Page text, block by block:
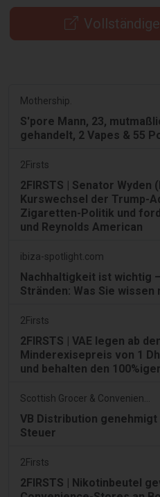
Mothership.
S'pore Mann, 23,
gehandelt, 2 Vapes & 55
2Firsts
2FIRSTS | Senator
Kurswechsel der Trump-
Zigaretten-Politik und
und Reynolds American
ibiza-spotlight.com
Nachhaltigkeit ist wichtig
Stränden: Was Sie
2Firsts
2FIRSTS | VAE legen ab
Minderexisepreis von 1
und behalten den
VB Distribution
Steuer
2Firsts
2FIRSTS | Nikotinbeutel